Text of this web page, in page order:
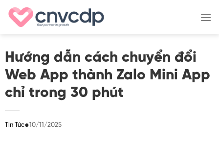
Skip
Hướng dẫn cách chuyển đổi
Web App thành Zalo Mini App
chỉ trong 30 phút
Tin Tức●10/11/2025